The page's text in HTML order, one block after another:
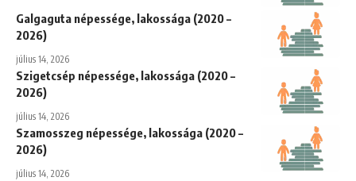
Galgaguta népessége, lakossága (2020 –
2026)
július 14, 2026
Szigetcsép népessége, lakossága (2020 –
2026)
július 14, 2026
Szamosszeg népessége, lakossága (2020 –
2026)
július 14, 2026